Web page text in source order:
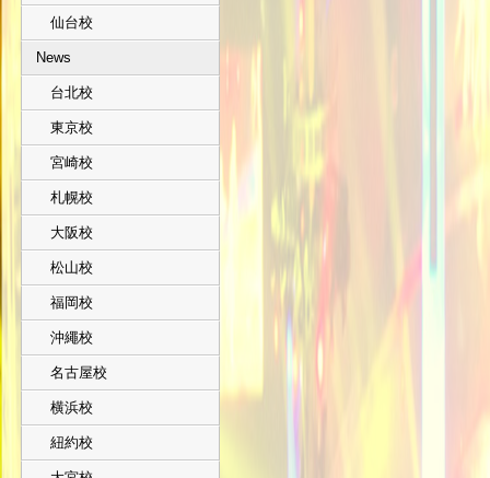
仙台校
News
台北校
東京校
宮崎校
札幌校
大阪校
松山校
福岡校
沖繩校
名古屋校
横浜校
紐約校